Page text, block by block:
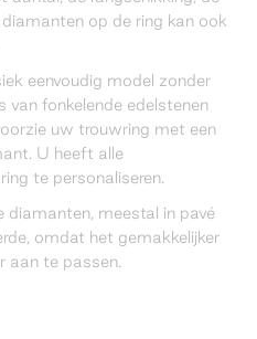
op de ring kan ook
eenvoudig model zonder
van fonkelende edelstenen
uw trouwring met een
U heeft alle
te personaliseren.
diamanten, meestal in pavé
omdat het gemakkelijker
aan te passen.